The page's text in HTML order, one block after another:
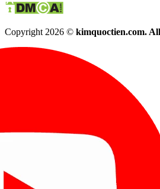
Copyright 2026 © kimquoctien.com.